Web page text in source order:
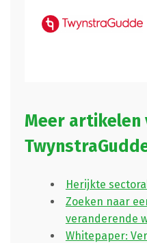
Meer artikelen
Herijkte
Zoeken naar
veranderende
Whitepaper: